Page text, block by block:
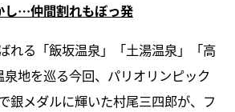
し…仲間割れもぼっ発
れる「飯坂温泉」「土湯温泉」「高
地を巡る今回、パリオリンピック
銀メダルに輝いた村尾三四郎が、フ